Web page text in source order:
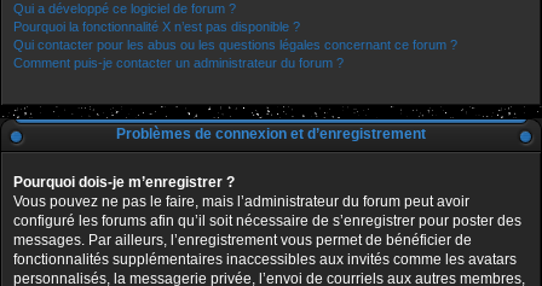
Qui a développé ce logiciel de forum ?
Pourquoi la fonctionnalité X n’est pas disponible ?
Qui contacter pour les abus ou les questions légales concernant ce forum ?
Comment puis-je contacter un administrateur du forum ?
Problèmes de connexion et d’enregistrement
Pourquoi dois-je m’enregistrer ?
Vous pouvez ne pas le faire, mais l’administrateur du forum peut avoir
configuré les forums afin qu’il soit nécessaire de s’enregistrer pour poster des
messages. Par ailleurs, l’enregistrement vous permet de bénéficier de
fonctionnalités supplémentaires inaccessibles aux invités comme les avatars
personnalisés, la messagerie privée, l’envoi de courriels aux autres membres,